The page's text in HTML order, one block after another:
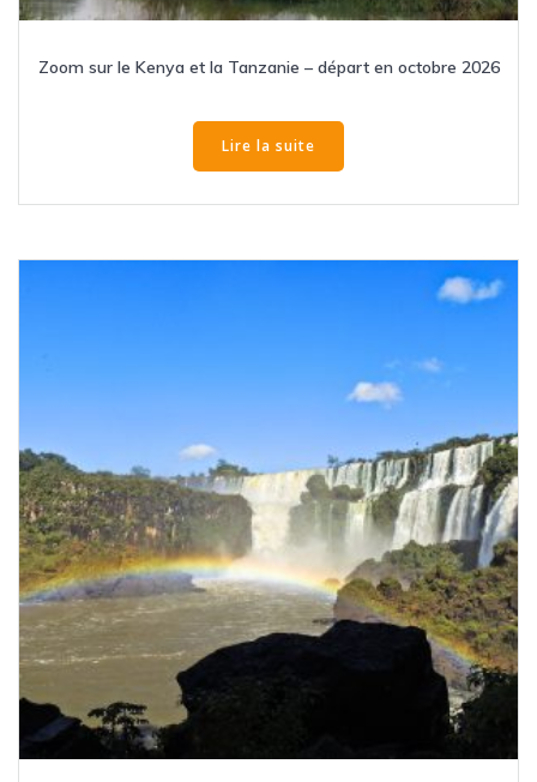
Zoom sur le Kenya et la Tanzanie – départ en octobre 2026
Lire la suite